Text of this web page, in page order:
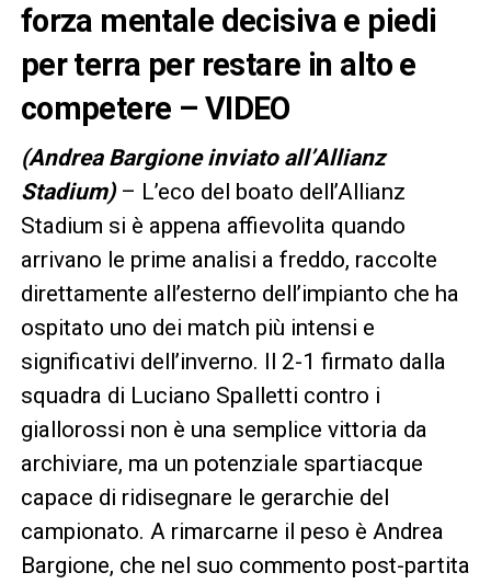
forza mentale decisiva e piedi
per terra per restare in alto e
competere – VIDEO
(Andrea Bargione inviato all’Allianz
Stadium)– L’eco del boato dell’Allianz
Stadium si è appena affievolita quando
arrivano le prime analisi a freddo, raccolte
direttamente all’esterno dell’impianto che ha
ospitato uno dei match più intensi e
significativi dell’inverno. Il 2-1 firmato dalla
squadra di Luciano Spalletti contro i
giallorossi non è una semplice vittoria da
archiviare, ma un potenziale spartiacque
capace di ridisegnare le gerarchie del
campionato. A rimarcarne il peso è Andrea
Bargione, che nel suo commento post-partita